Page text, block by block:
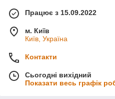
Працює з 15.09.2022
м. Київ
Київ, Україна
Контакти
Сьогодні вихідний
Показати весь графік